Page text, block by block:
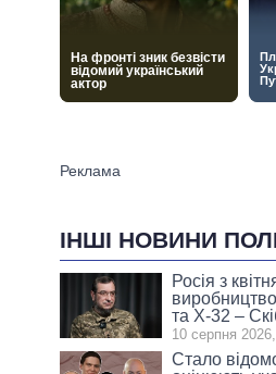
ІНШІ НОВИНИ
Росія з
та Х-32 –
10 серпня
Стало